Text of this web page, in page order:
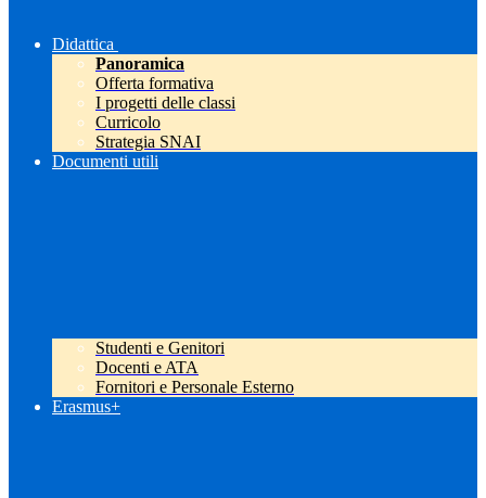
Didattica
Panoramica
Offerta formativa
I progetti delle classi
Curricolo
Strategia SNAI
Documenti utili
Studenti e Genitori
Docenti e ATA
Fornitori e Personale Esterno
Erasmus+